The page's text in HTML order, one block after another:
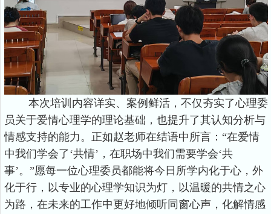
本次培训内容详实、案例鲜活，不仅夯实了心理委
员关于爱情心理学的理论基础，也提升了其认知分析与
情感支持的能力。正如赵老师在结语中所言：“在爱情
中我们学会了‘共情’，在职场中我们需要学会‘共
事’。”愿每一位心理委员都能将今日所学内化于心，外
化于行，以专业的心理学知识为灯，以温暖的共情之心
为路，在未来的工作中更好地倾听同窗心声，化解情感